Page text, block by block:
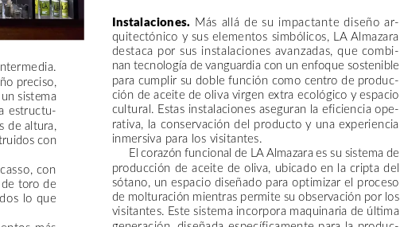
preciso,
un sistema
estructu-
de altura,
con
con
de toro de
lo que
Instalaciones. Más allá de su impactante diseño ar-
quitectónico y sus elementos simbólicos, LA Almazara
destaca por sus instalaciones avanzadas, que combi-
nantecnologíadevanguardia con unenfoque sostenible
para cumplir su doble función como centro de produc-
ción de aceite de olivavirgen extra ecológico yespacio
cultural. Estas instalaciones aseguran la eficienciaope-
rativa, la conservación del producto y una experiencia
inmersiva para los visitantes.
Elcorazónfuncional de LAAlmazaraes su sistemade
producción de aceite de oliva, ubicado en la cripta del
sótano, un espacio diseñado para optimizar el proceso
de molturación mientras permite su observación por los
visitantes. Este sistema incorpora maquinaria de última